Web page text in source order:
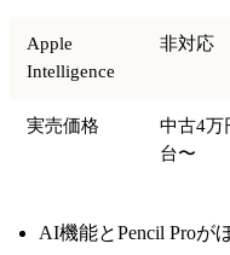
Apple
Intelligence
非対応
実売価格
中古4万
台〜
AI機能とPencil Proが